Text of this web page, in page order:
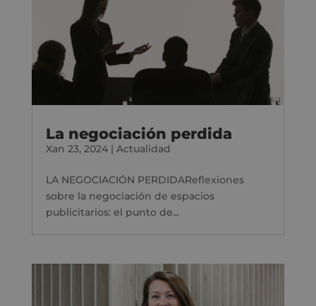
La negociación perdida
Xan 23, 2024| Actualidad
LA NEGOCIACIÓN PERDIDAReflexiones
sobre la negociación de espacios
publicitarios: el punto de...